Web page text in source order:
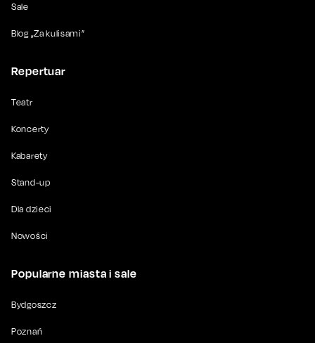
Sale
Blog „Za kulisami”
Repertuar
Teatr
Koncerty
Kabarety
Stand-up
Dla dzieci
Nowości
Popularne miasta i sale
Bydgoszcz
Poznań